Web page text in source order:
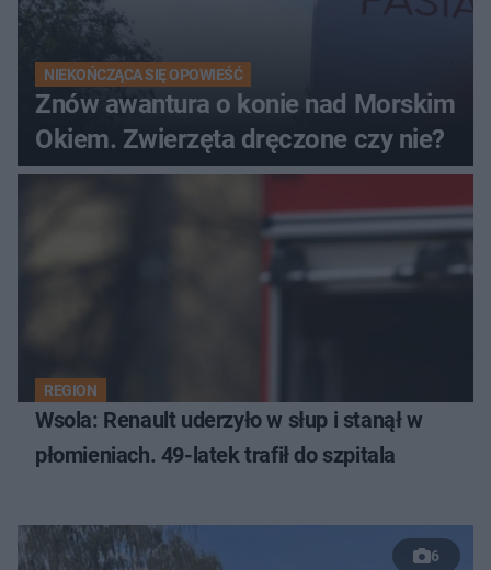
NIEKOŃCZĄCA SIĘ OPOWIEŚĆ
Znów awantura o konie nad Morskim
Okiem. Zwierzęta dręczone czy nie?
REGION
Wsola: Renault uderzyło w słup i stanął w
płomieniach. 49-latek trafił do szpitala
6